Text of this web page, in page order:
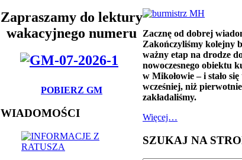
Zapraszamy do lektury
wakacyjnego numeru
POBIERZ GM
WIADOMOŚCI
Zacznę od dobrej
Zakończyliśmy kolejny
ważny etap na drodze
nowoczesnego obiektu
w Mikołowie – i stało się
wcześniej, niż pierwotnie
zakładaliśmy.
Więcej…
SZUKAJ NA